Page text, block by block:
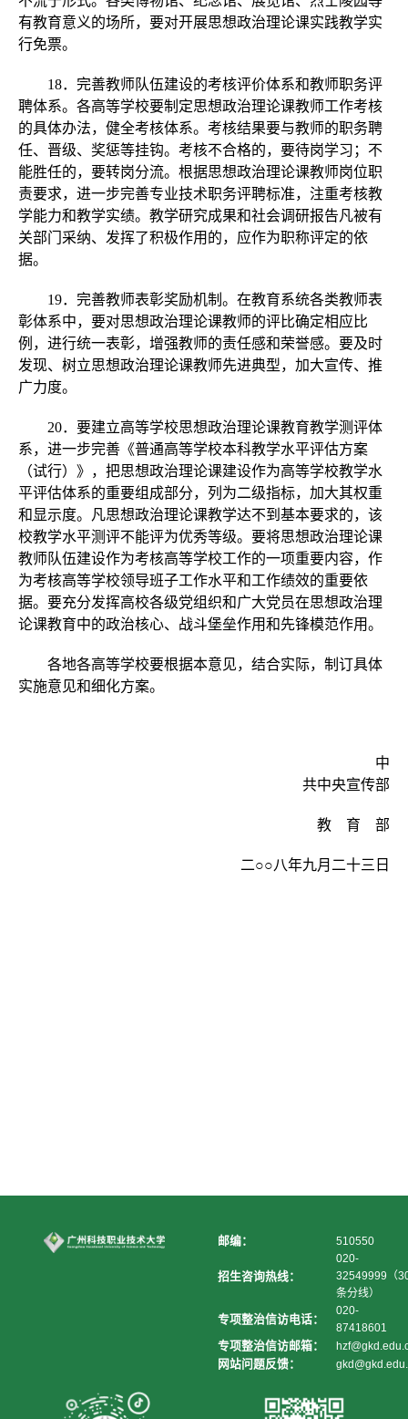
有教育意义的场所，要对开展思想政治理论课实践教学实
行免票。
18．完善教师队伍建设的考核评价体系和教师职务评
聘体系。各高等学校要制定思想政治理论课教师工作考核
的具体办法，健全考核体系。考核结果要与教师的职务聘
任、晋级、奖惩等挂钩。考核不合格的，要待岗学习；不
能胜任的，要转岗分流。根据思想政治理论课教师岗位职
责要求，进一步完善专业技术职务评聘标准，注重考核教
学能力和教学实绩。教学研究成果和社会调研报告凡被有
关部门采纳、发挥了积极作用的，应作为职称评定的依
据。
19．完善教师表彰奖励机制。在教育系统各类教师表
彰体系中，要对思想政治理论课教师的评比确定相应比
例，进行统一表彰，增强教师的责任感和荣誉感。要及时
发现、树立思想政治理论课教师先进典型，加大宣传、推
广力度。
20．要建立高等学校思想政治理论课教育教学测评体
系，进一步完善《普通高等学校本科教学水平评估方案
（试行）》，把思想政治理论课建设作为高等学校教学水
平评估体系的重要组成部分，列为二级指标，加大其权重
和显示度。凡思想政治理论课教学达不到基本要求的，该
校教学水平测评不能评为优秀等级。要将思想政治理论课
教师队伍建设作为考核高等学校工作的一项重要内容，作
为考核高等学校领导班子工作水平和工作绩效的重要依
据。要充分发挥高校各级党组织和广大党员在思想政治理
论课教育中的政治核心、战斗堡垒作用和先锋模范作用。
各地各高等学校要根据本意见，结合实际，制订具体
实施意见和细化方案。
中
共中央宣传部
教 育 部
二○○八年九月二十三日
邮编： 510550
招生咨询热线：
020-
32549999（
条分线）
专项整治信访电话：
020-
87418601
专项整治信访邮箱：
网站问题反馈：